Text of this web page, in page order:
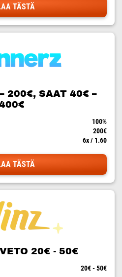
TÄSTÄ
200€, SAAT 40€ –
100%
200€
6x / 1.60
TÄSTÄ
20€ - 50€
20€ - 50€